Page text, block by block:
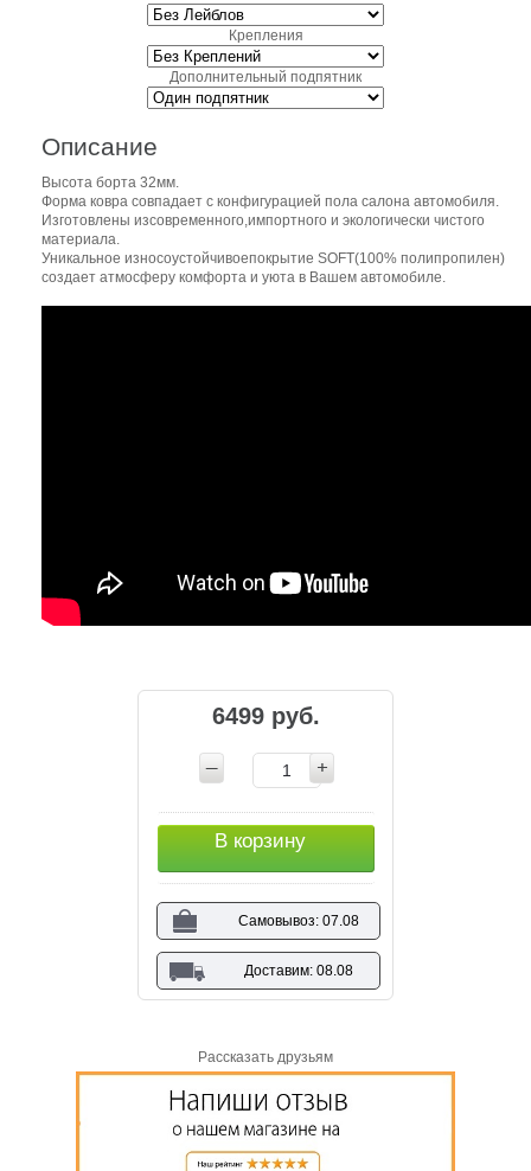
Крепления
Дополнительный подпятник
Описание
Высота борта 32мм.
Форма ковра совпадает с конфигурацией пола салона автомобиля.
Изготовлены изсовременного,импортного и экологически чистого
материала.
Уникальное износоустойчивоепокрытие SOFT(100% полипропилен)
создает атмосферу комфорта и уюта в Вашем автомобиле.
6499 руб.
В корзину
Самовывоз: 07.08
Доставим: 08.08
Рассказать друзьям